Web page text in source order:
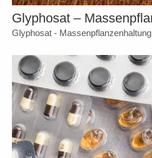
Glyphosat –
Glyphosat - Massenpflanzenhaltung